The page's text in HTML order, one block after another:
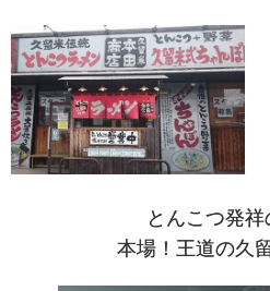
とんこつ発祥
本場！王道の久